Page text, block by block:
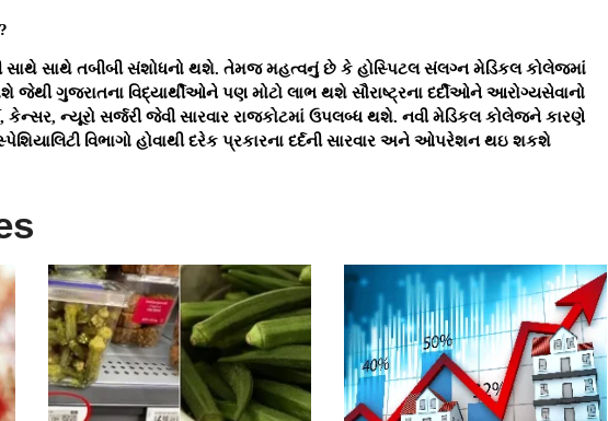
સાથે સાથે તબીબી સંશોધનો થશે. તેમજ મહત્વનું છે કે હોસ્પિટલ સંલગ્ન મેડિકલ કોલેજમાં
ગુજરાતના વિદ્યાર્થીઓને પણ મોટો લાભ થશે સૌરાષ્ટ્રના દર્દીઓને આરોગ્યસેવાનો
ન્યૂરો સર્જરી જેવી સારવાર રાજકોટમાં ઉપલબ્ધ થશે. નવી મેડિકલ કોલેજને કારણે
વિભાગો હોવાથી દરેક પ્રકારના દર્દની સારવાર અને ઓપરેશન થઇ શકશે